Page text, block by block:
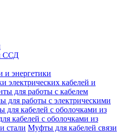
ССД
и энергетики
электрических кабелей и
для работы с кабелем
для работы с электрическими
для кабелей с оболочками из
кабелей с оболочками из
стали Муфты для кабелей связи